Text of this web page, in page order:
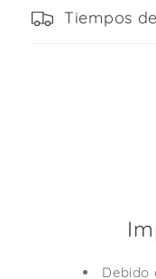
Tiempos
Debido